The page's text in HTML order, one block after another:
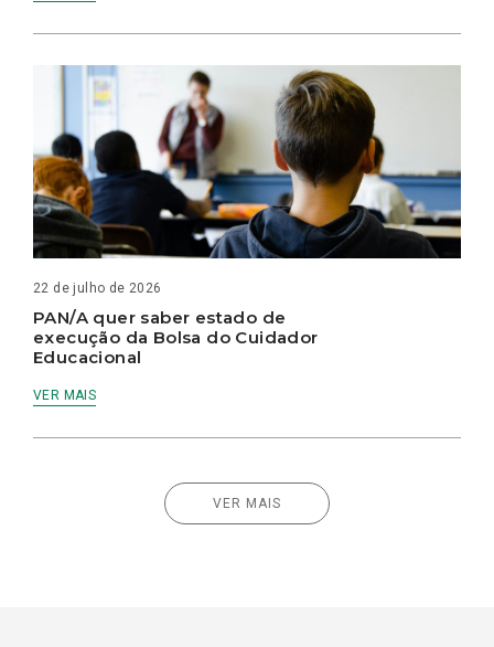
22 de julho de 2026
PAN/A quer saber estado de
execução da Bolsa do Cuidador
Educacional
VER MAIS
VER MAIS